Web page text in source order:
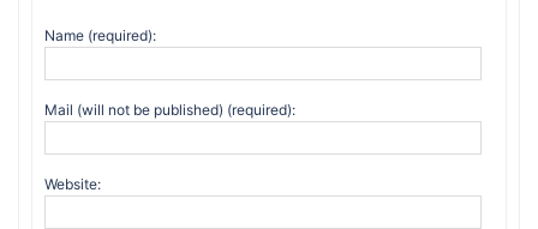
Name (required):
Mail (will not be published) (required):
Website: